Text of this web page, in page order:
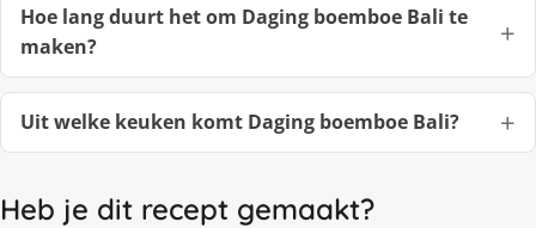
Hoe lang duurt het om Daging boemboe Bali te
maken?
Uit welke keuken komt Daging boemboe Bali?
Heb je dit recept gemaakt?